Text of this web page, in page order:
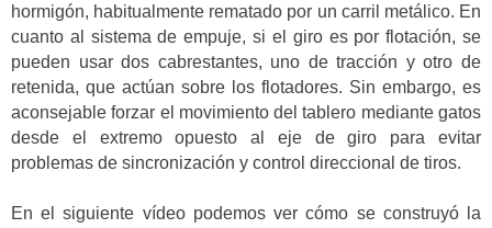
hormigón, habitualmente rematado por un carril metálico. En
cuanto al sistema de empuje, si el giro es por flotación, se
pueden usar dos cabrestantes, uno de tracción y otro de
retenida, que actúan sobre los flotadores. Sin embargo, es
aconsejable forzar el movimiento del tablero mediante gatos
desde el extremo opuesto al eje de giro para evitar
problemas de sincronización y control direccional de tiros.
En el siguiente vídeo podemos ver cómo se construyó la